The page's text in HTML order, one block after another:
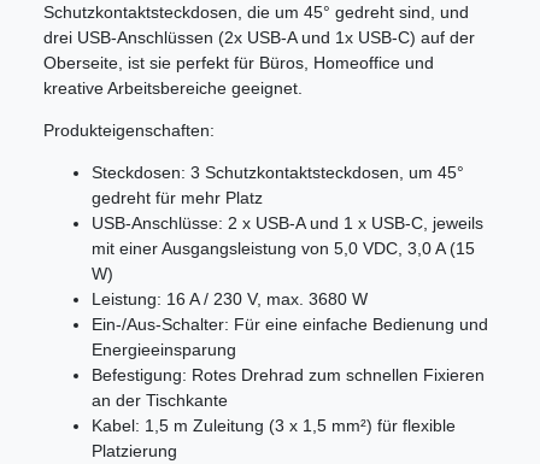
Schutzkontaktsteckdosen, die um 45° gedreht sind, und
drei USB-Anschlüssen (2x USB-A und 1x USB-C) auf der
Oberseite, ist sie perfekt für Büros, Homeoffice und
kreative Arbeitsbereiche geeignet.
Produkteigenschaften:
Steckdosen: 3 Schutzkontaktsteckdosen, um 45°
gedreht für mehr Platz
USB-Anschlüsse: 2 x USB-A und 1 x USB-C, jeweils
mit einer Ausgangsleistung von 5,0 VDC, 3,0 A (15
W)
Leistung: 16 A / 230 V, max. 3680 W
Ein-/Aus-Schalter: Für eine einfache Bedienung und
Energieeinsparung
Befestigung: Rotes Drehrad zum schnellen Fixieren
an der Tischkante
Kabel: 1,5 m Zuleitung (3 x 1,5 mm²) für flexible
Platzierung